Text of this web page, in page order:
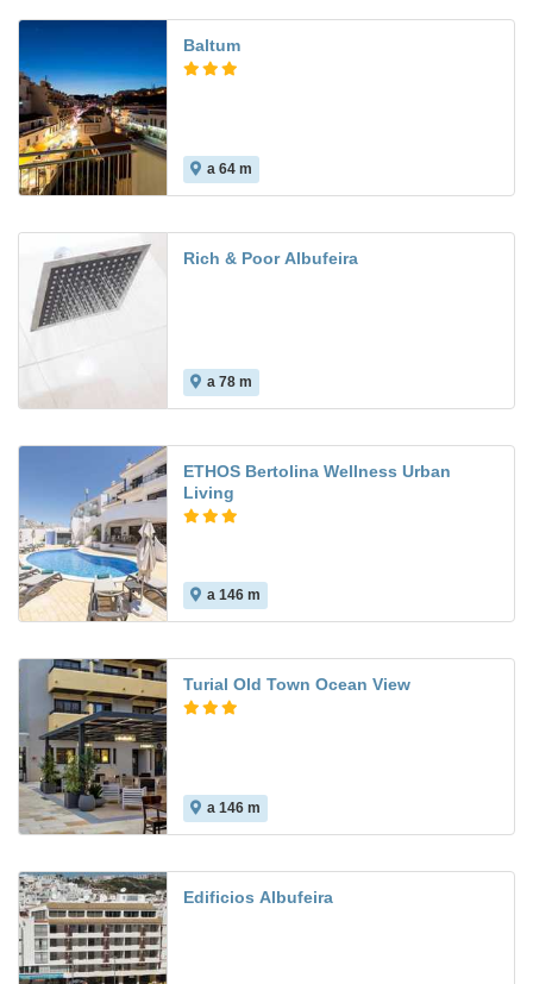
Baltum
a 64 m
Rich & Poor Albufeira
a 78 m
ETHOS Bertolina Wellness Urban
Living
a 146 m
Turial Old Town Ocean View
a 146 m
Edificios Albufeira